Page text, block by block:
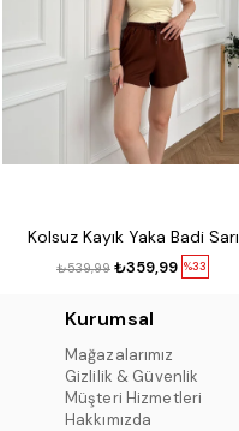
Kolsuz Kayık Yaka Badi Sarı
%33
₺359,99
₺539,99
Kurumsal
Mağazalarımız
Gizlilik & Güvenlik
Müşteri Hizmetleri
Hakkımızda